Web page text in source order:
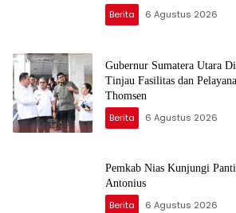
Berita 6 Agustus 2026
Gubernur Sumatera Utara
Tinjau Fasilitas dan
Thomsen
Berita 6 Agustus 2026
Pemkab Nias Kunjungi
Antonius
Berita 6 Agustus 2026